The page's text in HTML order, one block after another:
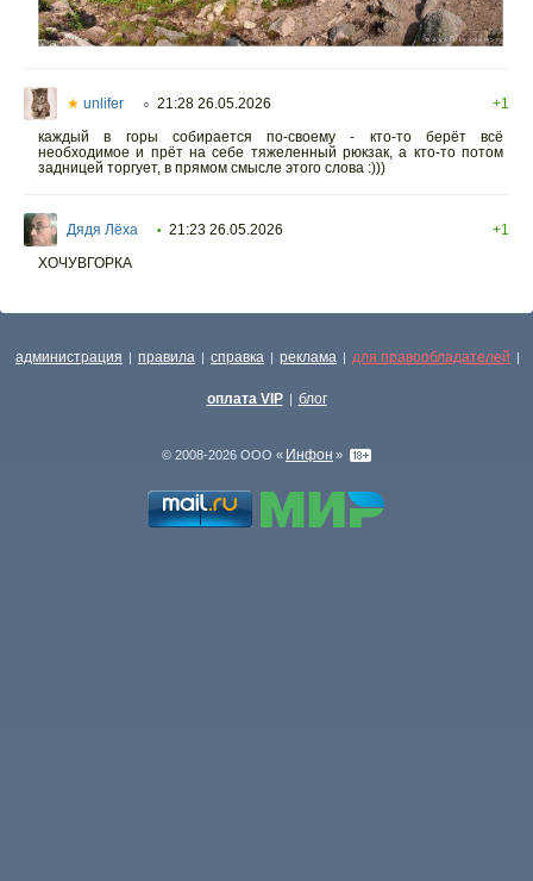
★ unlifer ○ 21:28 26.05.2026
+1
каждый в горы собирается по-своему - кто-то берёт всё
необходимое и прёт на себе тяжеленный рюкзак, а кто-то потом
задницей торгует, в прямом смысле этого слова :)))
Дядя Лёха • 21:23 26.05.2026
+1
ХОЧУВГОРКА
администрация | правила | справка | реклама | для правообладателей |
оплата VIP | блог
© 2008-2026 ООО « Инфон »